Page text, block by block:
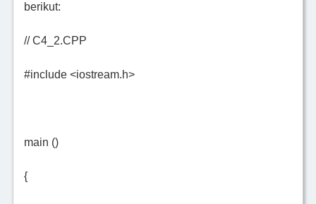
berikut:
// C4_2.CPP
#include <iostream.h>
main ()
{